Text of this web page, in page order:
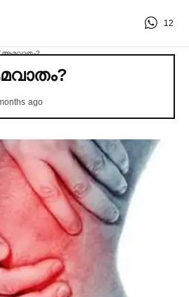
12
ago